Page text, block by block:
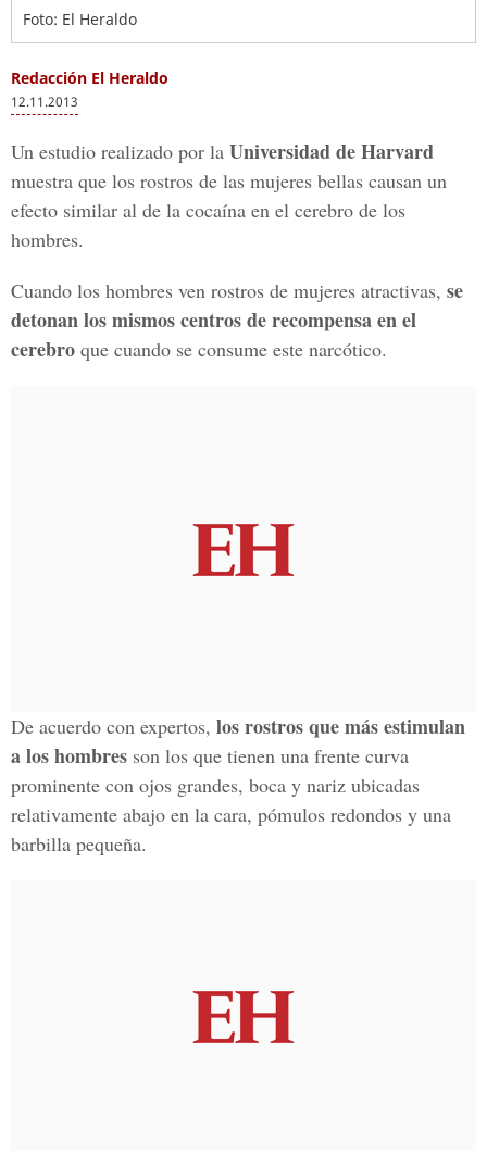
Foto: El Heraldo
Redacción El Heraldo
12.11.2013
Un estudio realizado por la Universidad de Harvard
muestra que los rostros de las mujeres bellas causan un
efecto similar al de la cocaína en el cerebro de los
hombres.
Cuando los hombres ven rostros de mujeres atractivas, se
detonan los mismos centros de recompensa en el
cerebro que cuando se consume este narcótico.
De acuerdo con expertos, los rostros que más estimulan
a los hombres son los que tienen una frente curva
prominente con ojos grandes, boca y nariz ubicadas
relativamente abajo en la cara, pómulos redondos y una
barbilla pequeña.